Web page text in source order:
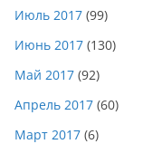
Июль 2017 (99)
Июнь 2017 (130)
Май 2017 (92)
Апрель 2017 (60)
Март 2017 (6)